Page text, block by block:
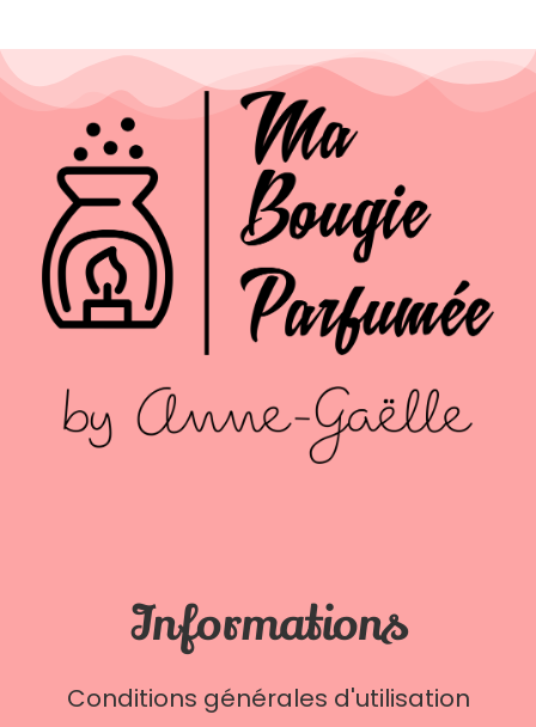
Informations
Conditions générales d'utilisation